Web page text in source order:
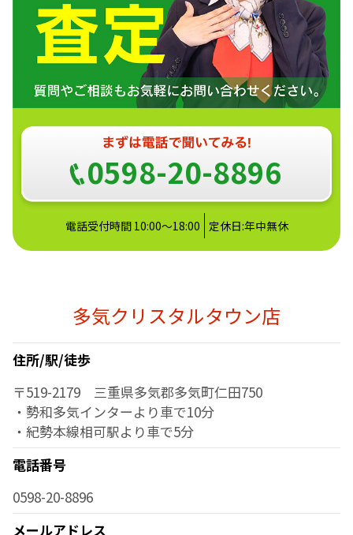
0598-20-8896
電話受付時間 10:00～18:00 定休日:年中無休
多気クリスタルタウン店
住所/駅/徒歩
〒519-2179 三重県多気郡多気町仁田750
・勢和多気インターより車で10分
・紀勢本線相可駅より車で5分
電話番号
0598-20-8896
メールアドレス